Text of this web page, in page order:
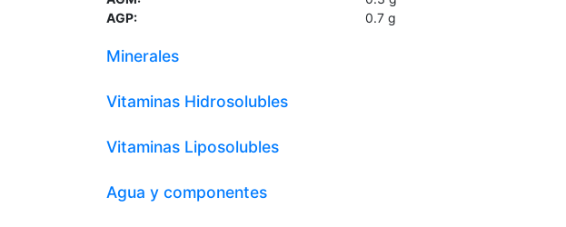
AGP:
0.7 g
Minerales
Vitaminas Hidrosolubles
Vitaminas Liposolubles
Agua y componentes